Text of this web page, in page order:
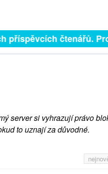
čtenářů.
server si vyhrazují právo
to uznají za důvodné.